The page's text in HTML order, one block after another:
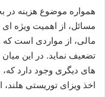
همواره موضوع هزینه در
مسائل، از اهمیت ویژه
مالی، از مواردی است که
تضعیف نماید. در این میان
های دیگری وجود دارد
اخذ ویزای توریستی هلند،